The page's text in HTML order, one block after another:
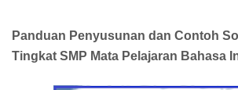
Panduan Penyusunan dan Contoh
Tingkat SMP Mata Pelajaran Bahasa